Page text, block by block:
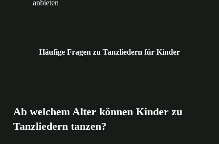
anbieten
Häufige Fragen zu Tanzliedern für Kinder
Ab welchem Alter können Kinder zu
Tanzliedern tanzen?